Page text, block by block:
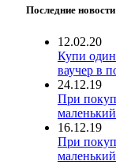
Последние новости
12.02.20
Купи
ваучер в
24.12.19
При
16.12.19
При